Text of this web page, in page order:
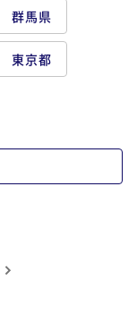
群馬県
東京都